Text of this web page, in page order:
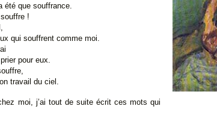
été que souffrance.
!
qui souffrent comme moi.
pour eux.
travail du ciel.
moi, j’ai tout de suite écrit ces mots qui